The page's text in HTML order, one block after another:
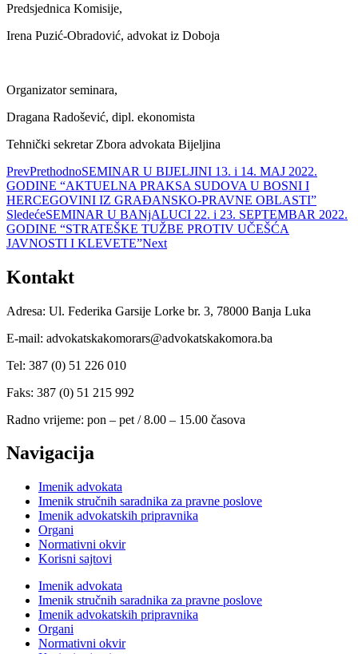
Predsjednica Komisije,
Irena Puzić-Obradović, advokat iz Doboja
Organizator seminara,
Dragana Radošević, dipl. ekonomista
Tehnički sekretar Zbora advokata Bijeljina
PrevPrethodnoSEMINAR U BIJELJINI 13. i 14. MAJ 2022.
GODINE “AKTUELNA PRAKSA SUDOVA U BOSNI I
HERCEGOVINI IZ GRAĐANSKO-PRAVNE OBLASTI”
SledećeSEMINAR U BANjALUCI 22. i 23. SEPTEMBAR 2022.
GODINE “STRATEŠKE TUŽBE PROTIV UČEŠĆA
JAVNOSTI I KLEVETE”Next
Kontakt
Adresa: Ul. Federika Garsije Lorke br. 3, 78000 Banja Luka
E-mail: advokatskakomorars@advokatskakomora.ba
Tel: 387 (0) 51 226 010
Faks: 387 (0) 51 215 992
Radno vrijeme: pon – pet / 8.00 – 15.00 časova
Navigacija
Imenik advokata
Imenik stručnih saradnika za pravne poslove
Imenik advokatskih pripravnika
Organi
Normativni okvir
Korisni sajtovi
Imenik advokata
Imenik stručnih saradnika za pravne poslove
Imenik advokatskih pripravnika
Organi
Normativni okvir